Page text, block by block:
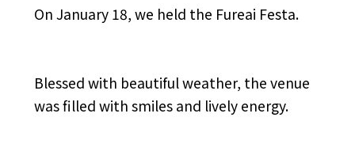
On January 18, we held the Fureai Festa.
Blessed with beautiful weather, the venue
was filled with smiles and lively energy.